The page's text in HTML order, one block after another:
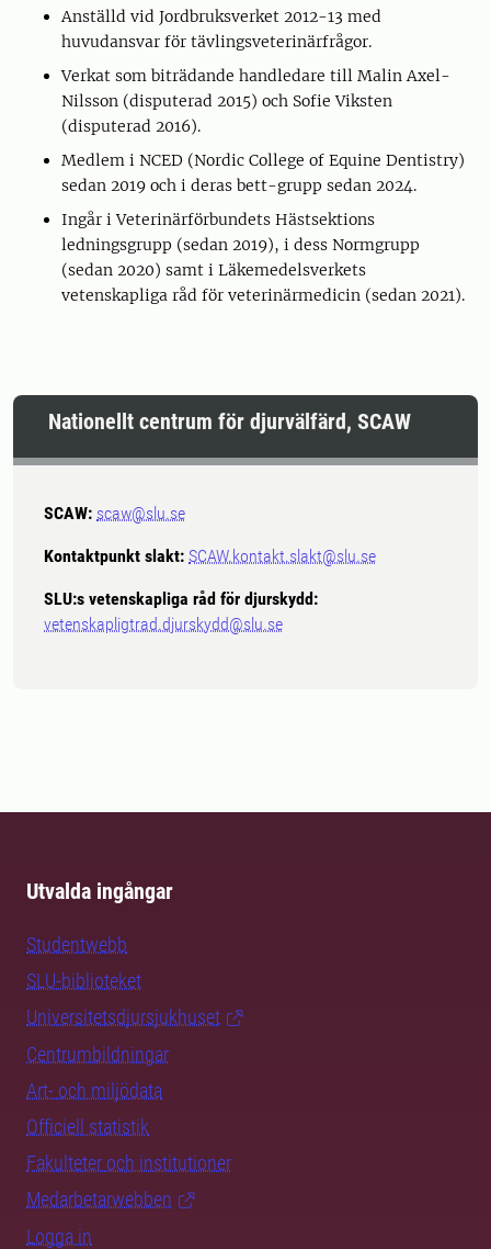
Anställd vid Jordbruksverket 2012-13 med
huvudansvar för tävlingsveterinärfrågor.
Verkat som biträdande handledare till Malin Axel-
Nilsson (disputerad 2015) och Sofie Viksten
(disputerad 2016).
Medlem i NCED (Nordic College of Equine Dentistry)
sedan 2019 och i deras bett-grupp sedan 2024.
Ingår i Veterinärförbundets Hästsektions
ledningsgrupp (sedan 2019), i dess Normgrupp
(sedan 2020) samt i Läkemedelsverkets
vetenskapliga råd för veterinärmedicin (sedan 2021).
Nationellt centrum för djurvälfärd, SCAW
SCAW: scaw@slu.se
Kontaktpunkt slakt: SCAW.kontakt.slakt@slu.se
SLU:s vetenskapliga råd för djurskydd:
vetenskapligtrad.djurskydd@slu.se
Utvalda ingångar
Studentwebb
SLU-biblioteket
Universitetsdjursjukhuset
Centrumbildningar
Art- och miljödata
Officiell statistik
Fakulteter och institutioner
Medarbetarwebben
Logga in